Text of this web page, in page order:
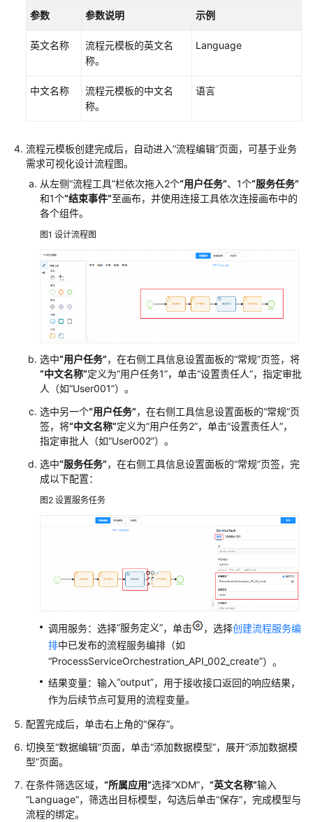
板
流
页
面
配
置
流
工
在
流
程
页
面
设
置
流
程
工
具
性
编
面
添
加
据
模
型
在
编
辑
页
参数 参数说明 示例
英文名称
流程元模板的英文名
称。
Language
中文名称
流程元模板的中文名
称。
语言
流程元模板创建完成后，自动进入“流程编辑”页面，可基于业务
需求可视化设计流程图。
从左侧“流程工具”栏依次拖入2个“用户任务”、1个“服务任务”
和1个“结束事件”至画布，并使用连接工具依次连接画布中的
各个组件。
图1 设计流程图
选中“用户任务”，在右侧工具信息设置面板的“常规”页签，将
“中文名称”定义为“用户任务1”，单击“设置责任人”，指定审批
人（如“User001”）。
选中另一个“用户任务”，在右侧工具信息设置面板的“常规”页
签，将“中文名称”定义为“用户任务2”，单击“设置责任人”，
指定审批人（如“User002”）。
选中“服务任务”，在右侧工具信息设置面板的“常规”页签，完
成以下配置：
图2 设置服务任务
调用服务：选择“服务定义”，单击 ，选择创建流程服务编
排中已发布的流程服务编排（如
“ProcessServiceOrchestration_API_002_create”）。
结果变量：输入“output”，用于接收接口返回的响应结果，
作为后续节点可复用的流程变量。
配置完成后，单击右上角的“保存”。
切换至“数据编辑”页面，单击“添加数据模型”，展开“添加数据模
型”页面。
在条件筛选区域， “所属应用”选择“XDM”， “英文名称”输入
“Language”，筛选出目标模型，勾选后单击“保存”，完成模型与
流程的绑定。